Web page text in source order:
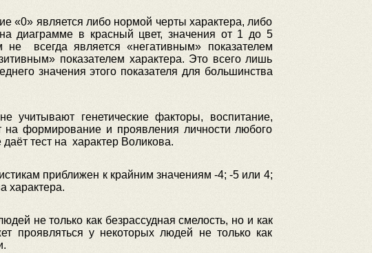
«0» является либо нормой черты характера, либо
диаграмме в красный цвет, значения от 1 до 5
всегда является «негативным» показателем
показателем характера. Это всего лишь
значения этого показателя для большинства
генетические факторы, воспитание,
на формирование и проявления личности любого
тест на характер Воликова.
приближен к крайним значениям -4; -5 или 4;
характера.
не только как безрассудная смелость, но и как
проявляться у некоторых людей не только как